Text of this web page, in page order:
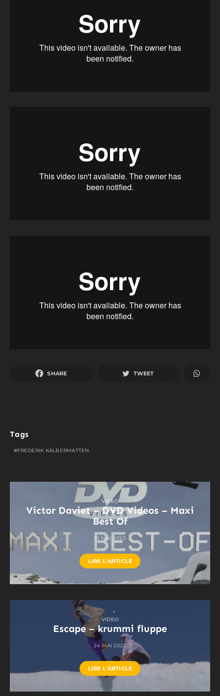
SHARE TWEET
Tags
FREDERIK KALBERMATTEN
VIDEO
Victor Daviet – DVD Videos – Maxi
Best Of
19 MAI 2022
LIRE L'ARTICLE
VIDEO
Escape – krummi fluppe
24 MAI 2022
LIRE L'ARTICLE